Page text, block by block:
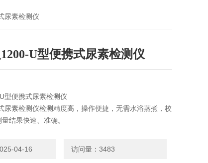
尿素检测仪
U型便携式尿素检测仪
型便携式尿素检测仪
尿素检测仪检测精度高，操作便捷，无需水浴蒸煮，校
结果快速、准确。
04-16 访问量：3483